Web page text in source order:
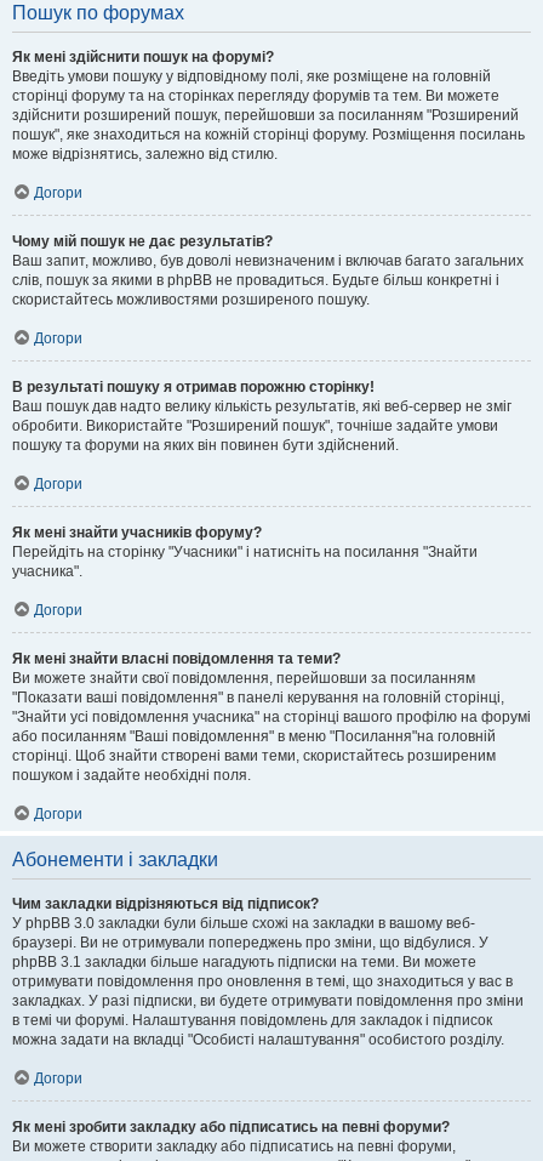
Пошук по форумах
Як мені здійснити пошук на форумі?
Введіть умови пошуку у відповідному полі, яке розміщене на головній
сторінці форуму та на сторінках перегляду форумів та тем. Ви можете
здійснити розширений пошук, перейшовши за посиланням "Розширений
пошук", яке знаходиться на кожній сторінці форуму. Розміщення посилань
може відрізнятись, залежно від стилю.
Догори
Чому мій пошук не дає результатів?
Ваш запит, можливо, був доволі невизначеним і включав багато загальних
слів, пошук за якими в phpBB не провадиться. Будьте більш конкретні і
скористайтесь можливостями розширеного пошуку.
Догори
В результаті пошуку я отримав порожню сторінку!
Ваш пошук дав надто велику кількість результатів, які веб-сервер не зміг
обробити. Використайте "Розширений пошук", точніше задайте умови
пошуку та форуми на яких він повинен бути здійснений.
Догори
Як мені знайти учасників форуму?
Перейдіть на сторінку "Учасники" і натисніть на посилання "Знайти
учасника".
Догори
Як мені знайти власні повідомлення та теми?
Ви можете знайти свої повідомлення, перейшовши за посиланням
"Показати ваші повідомлення" в панелі керування на головній сторінці,
"Знайти усі повідомлення учасника" на сторінці вашого профілю на форумі
або посиланням "Ваші повідомлення" в меню "Посилання"на головній
сторінці. Щоб знайти створені вами теми, скористайтесь розширеним
пошуком і задайте необхідні поля.
Догори
Абонементи і закладки
Чим закладки відрізняються від підписок?
У phpBB 3.0 закладки були більше схожі на закладки в вашому веб-
браузері. Ви не отримували попереджень про зміни, що відбулися. У
phpBB 3.1 закладки більше нагадують підписки на теми. Ви можете
отримувати повідомлення про оновлення в темі, що знаходиться у вас в
закладках. У разі підписки, ви будете отримувати повідомлення про зміни
в темі чи форумі. Налаштування повідомлень для закладок і підписок
можна задати на вкладці "Особисті налаштування" особистого розділу.
Догори
Як мені зробити закладку або підписатись на певні форуми?
Ви можете створити закладку або підписатись на певні форуми,